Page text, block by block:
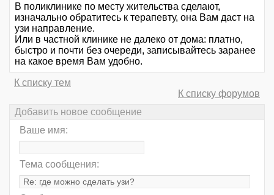
В поликлинике по месту жительства сделают,
изначально обратитесь к терапевту, она Вам даст на
узи направление.
Или в частной клинике не далеко от дома: платно,
быстро и почти без очереди, записывайтесь заранее
на какое время Вам удобно.
К списку тем
К списку форумов
Добавить новое сообщение
Ваше имя:
Тема сообщения: